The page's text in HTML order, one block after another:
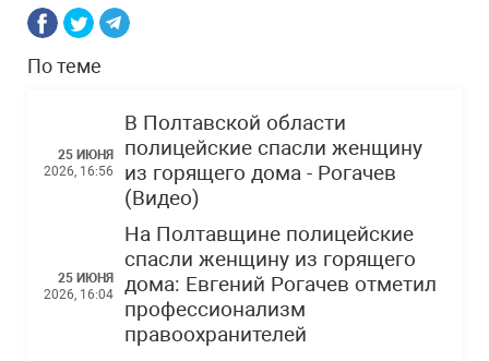
По теме
25 ИЮНЯ
2026, 16:56
В Полтавской области
полицейские спасли женщину
из горящего дома - Рогачев
(Видео)
25 ИЮНЯ
2026, 16:04
На Полтавщине полицейские
спасли женщину из горящего
дома: Евгений Рогачев отметил
профессионализм
правоохранителей